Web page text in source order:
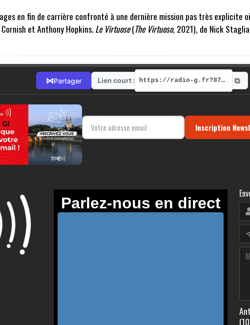
en fin de carrière confronté à une dernière mission pas très explicite
et Anthony Hopkins.Le Virtuose(The Virtuoso, 2021), de Nick
⋈Partager Lien court : https://radio-g.fr?8793 ⧉
Inscription